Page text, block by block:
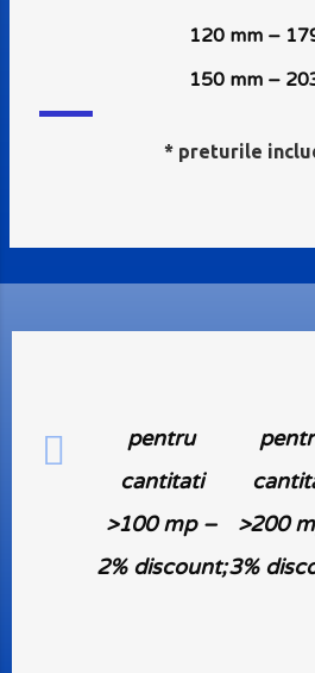
120 mm –
150 mm –
* preturile
pentru
cantitati
>100 mp –
2% discount;
>200
3%